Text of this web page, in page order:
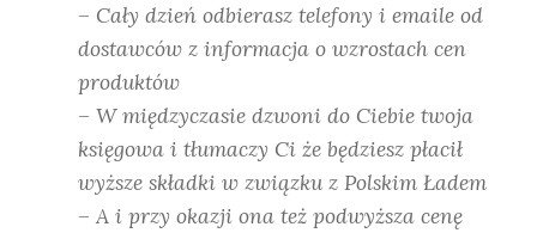
– Cały dzień odbierasz telefony i emaile od
dostawców z informacja o wzrostach cen
produktów
– W międzyczasie dzwoni do Ciebie twoja
księgowa i tłumaczy Ci że będziesz płacił
wyższe składki w związku z Polskim Ładem
– A i przy okazji ona też podwyższa cenę